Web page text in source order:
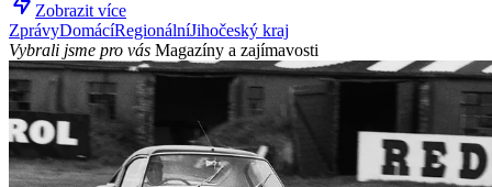
Zobrazit více
ZprávyDomácíRegionálníJihočeský kraj
Vybrali jsme pro vás Magazíny a zajímavosti